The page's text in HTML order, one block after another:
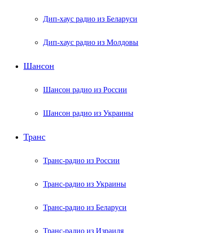
Дип-хаус радио из Беларуси
Дип-хаус радио из Молдовы
Шансон
Шансон радио из России
Шансон радио из Украины
Транс
Транс-радио из России
Транс-радио из Украины
Транс-радио из Беларуси
Транс-радио из Израиля